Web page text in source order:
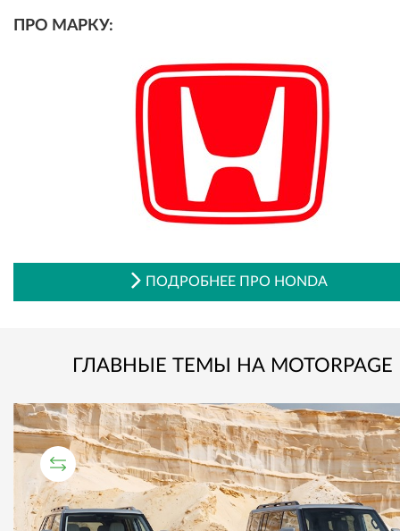
ПРО МАРКУ:
ПОДРОБНЕЕ ПРО HONDA
ГЛАВНЫЕ ТЕМЫ НА MOTORPAGE
СРАВНИТЕЛЬНЫЙ ТЕСТ